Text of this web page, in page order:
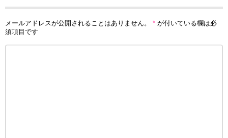
メールアドレスが公開されることはありません。 * が付いている欄は必
須項目です